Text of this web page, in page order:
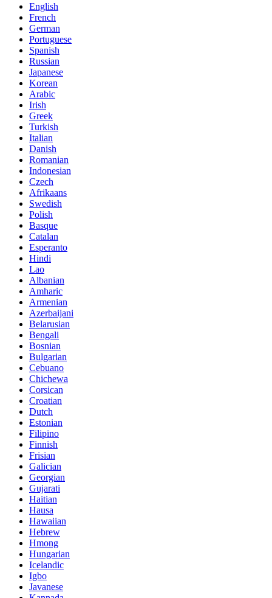
English
French
German
Portuguese
Spanish
Russian
Japanese
Korean
Arabic
Irish
Greek
Turkish
Italian
Danish
Romanian
Indonesian
Czech
Afrikaans
Swedish
Polish
Basque
Catalan
Esperanto
Hindi
Lao
Albanian
Amharic
Armenian
Azerbaijani
Belarusian
Bengali
Bosnian
Bulgarian
Cebuano
Chichewa
Corsican
Croatian
Dutch
Estonian
Filipino
Finnish
Frisian
Galician
Georgian
Gujarati
Haitian
Hausa
Hawaiian
Hebrew
Hmong
Hungarian
Icelandic
Igbo
Javanese